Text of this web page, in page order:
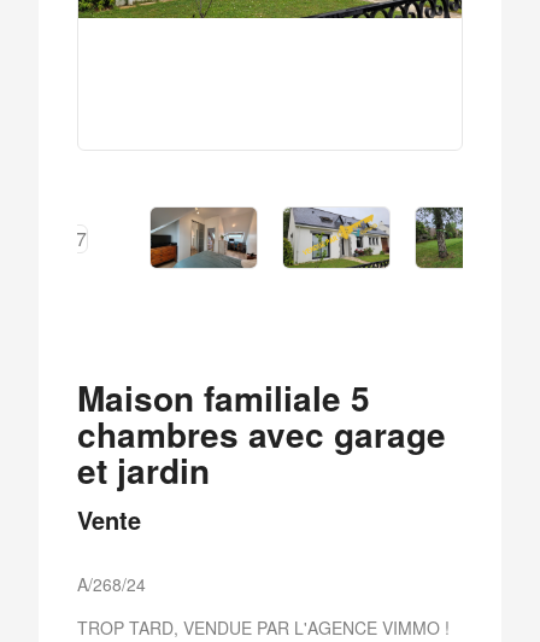
Maison familiale 5
chambres avec garage
et jardin
Vente
A/268/24
TROP TARD, VENDUE PAR L'AGENCE VIMMO !